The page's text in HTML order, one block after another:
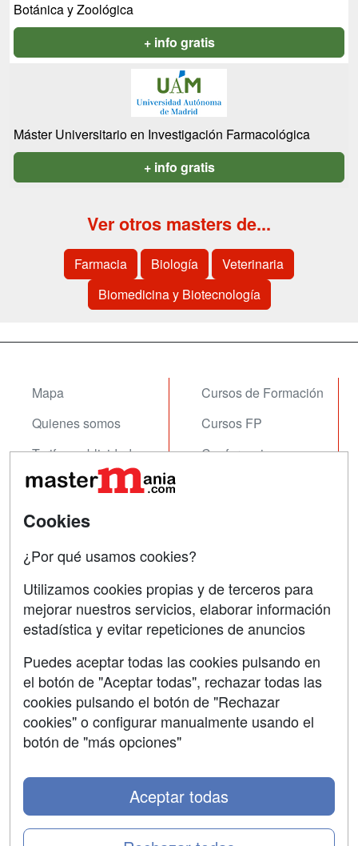
Botánica y Zoológica
+ info gratis
Máster Universitario en Investigación Farmacológica
+ info gratis
Ver otros masters de...
Farmacia Biología
Veterinaria
Biomedicina y Biotecnología
Mapa
Quienes somos
Tarifas publicidad
Acceso Usuarios
Acceso Centros
Cursos de Formación
Cursos FP
Conferencias
Contactar
Confidencialidad
Aviso legal
Copyleft
Cookies
¿Por qué usamos cookies?
Utilizamos cookies propias y de terceros para
mejorar nuestros servicios, elaborar información
estadística y evitar repeticiones de anuncios
Puedes aceptar todas las cookies pulsando en
el botón de "Aceptar todas", rechazar todas las
cookies pulsando el botón de "Rechazar
cookies" o configurar manualmente usando el
botón de "más opciones"
Aceptar todas